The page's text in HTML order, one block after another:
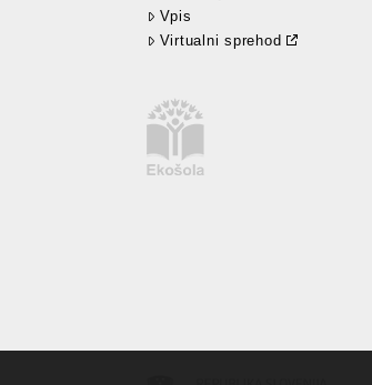
Vpis
Virtualni sprehod